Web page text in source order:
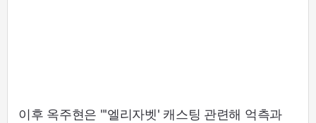
이후 옥주현은 "'엘리자벳' 캐스팅 관련해 억측과